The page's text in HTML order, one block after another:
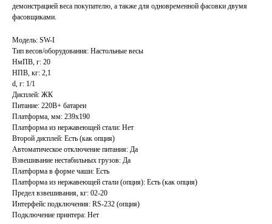
демонстрацией веса покупателю, а также для одновременной фасовки двумя
фасовщиками.
Модель: SW-I
Тип весов/оборудования: Настольные весы
НмПВ, г: 20
НПВ, кг: 2,1
d, г: 1/1
Дисплей: ЖК
Питание: 220В+ батареи
Платформа, мм: 239х190
Платформа из нержавеющей стали: Нет
Второй дисплей: Есть (как опция)
Автоматическое отключение питания: Да
Взвешивание нестабильных грузов: Да
Платформа в форме чаши: Есть
Платформа из нержавеющей стали (опция): Есть (как опция)
Предел взвешивания, кг: 02-20
Интерфейс подключения: RS-232 (опция)
Подключение принтера: Нет